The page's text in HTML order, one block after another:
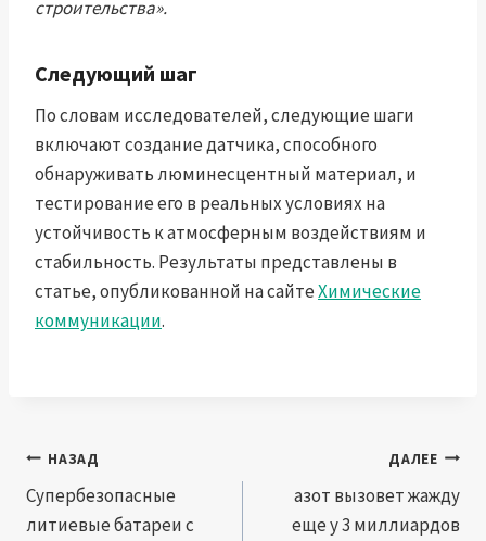
строительства».
Следующий шаг
По словам исследователей, следующие шаги
включают создание датчика, способного
обнаруживать люминесцентный материал, и
тестирование его в реальных условиях на
устойчивость к атмосферным воздействиям и
стабильность. Результаты представлены в
статье, опубликованной на сайтеХимические
коммуникации.
Навигация
по
записям
НАЗАД
Супербезопасные
литиевые батареи с
ДАЛЕЕ
азот вызовет жажду
еще у 3 миллиардов